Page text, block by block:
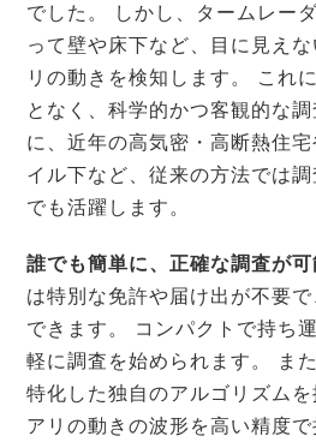
でした。 しかし、タームレー
って壁や床下など、目に見え
リの動きを検知します。 これ
となく、科学的かつ客観的な
に、近年の高気密・高断熱住
イル下など、従来の方法では
でも活躍します。
誰でも簡単に、正確な調査が可
は特別な免許や届け出が不要
できます。 コンパクトで持ち
軽に調査を始められます。 ま
特化した独自のアルゴリズム
アリの動きの波形を高い精度